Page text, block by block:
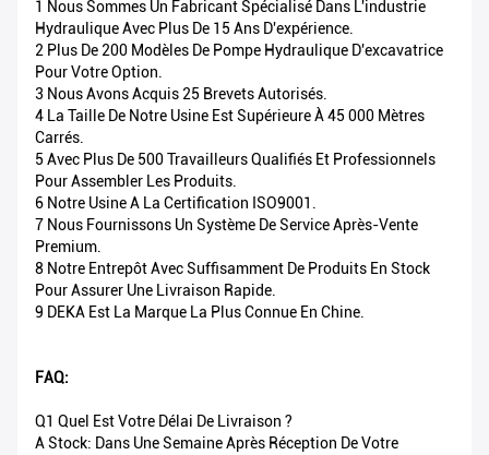
1 Nous Sommes Un Fabricant Spécialisé Dans L'industrie
Hydraulique Avec Plus De 15 Ans D'expérience.
2 Plus De 200 Modèles De Pompe Hydraulique D'excavatrice
Pour Votre Option.
3 Nous Avons Acquis 25 Brevets Autorisés.
4 La Taille De Notre Usine Est Supérieure À 45 000 Mètres
Carrés.
5 Avec Plus De 500 Travailleurs Qualifiés Et Professionnels
Pour Assembler Les Produits.
6 Notre Usine A La Certification ISO9001.
7 Nous Fournissons Un Système De Service Après-Vente
Premium.
8 Notre Entrepôt Avec Suffisamment De Produits En Stock
Pour Assurer Une Livraison Rapide.
9 DEKA Est La Marque La Plus Connue En Chine.
FAQ:
Q1 Quel Est Votre Délai De Livraison ?
A Stock: Dans Une Semaine Après Réception De Votre